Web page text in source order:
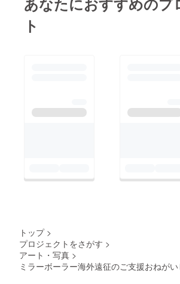
イクールを守り切って
から書きますね。 吉
まりの『希望のタマ
ゴ』を設置して来まし
な。。。と思ったの
ち帰るという申請をす
収入証明やら申請に必
これをやろうとしたも
のの、国に寄って適応
真”という技法で透明
い、暖かみがありま
したら 是非取ってみ
の風合は一期一会、そ
の時間と空間を切り
取った想い出深いもの
ト
トップ >
プロジェクトをさがす >
アート・写真 >
ミラーボーラー海外遠征のご支援おねがい